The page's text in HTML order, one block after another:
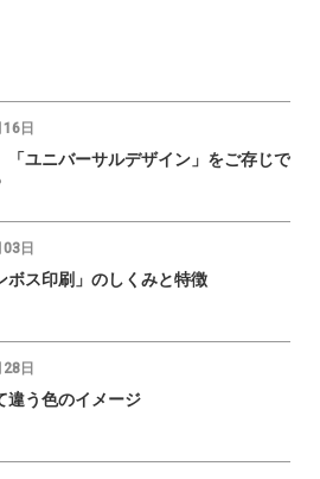
日
「ユニバーサルデザイン」をご存じで
日
ボス印刷」のしくみと特徴
日
違う色のイメージ